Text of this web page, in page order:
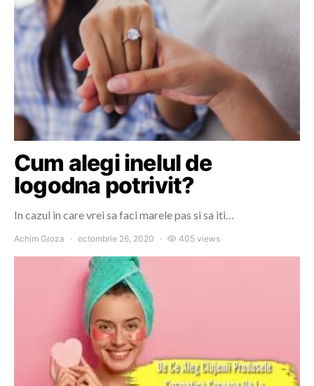
Cum alegi inelul de
logodna potrivit?
In cazul in care vrei sa faci marele pas si sa iti…
Achim Groza octombrie 26, 2020 405 views